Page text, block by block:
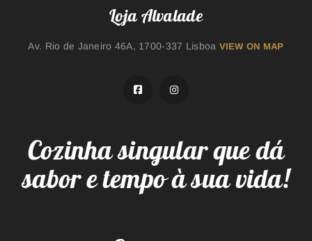
Loja Alvalade
Av. Rio de Janeiro 46A, 1700-337 Lisboa VIEW ON MAP
Cozinha singular que dá
sabor e tempo à sua vida!